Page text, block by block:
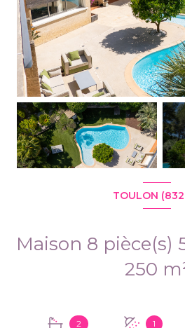
TOULON
Maison 8 pièce(s) 5 chambre(s)
250
2 1